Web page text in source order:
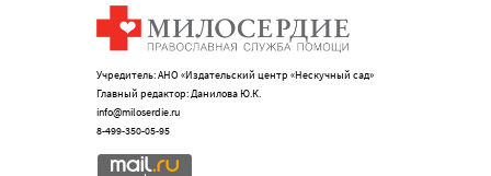
Учредитель: АНО «Издательский центр «Нескучный сад»
Главный редактор: Данилова Ю.К.
info@miloserdie.ru
8-499-350-05-95